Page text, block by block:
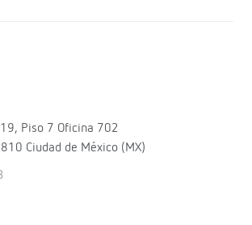
Piso 7 Oficina 702
Ciudad de México (MX)